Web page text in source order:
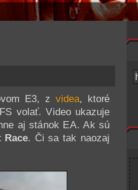
E3, z videa, ktoré
volať. Video ukazuje
aj stánok EA. Ak sú
Race. Či sa tak naozaj